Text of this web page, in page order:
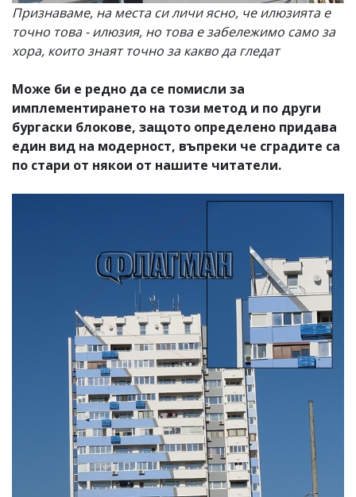
Признаваме, на места си личи ясно, че илюзията е
точно това - илюзия, но това е забележимо само за
хора, които знаят точно за какво да гледат
Може би е редно да се помисли за
имплементирането на този метод и по други
бургаски блокове, защото определено придава
един вид на модерност, въпреки че сградите са
по стари от някои от нашите читатели.